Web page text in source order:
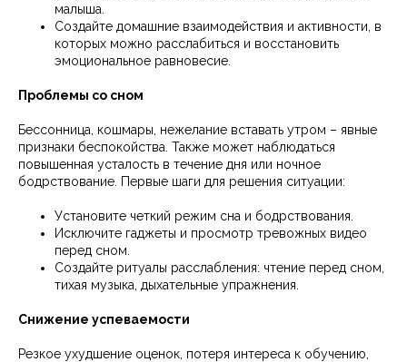
малыша.
Создайте домашние взаимодействия и активности, в
которых можно расслабиться и восстановить
эмоциональное равновесие.
Проблемы со сном
Бессонница, кошмары, нежелание вставать утром – явные
признаки беспокойства. Также может наблюдаться
повышенная усталость в течение дня или ночное
бодрствование. Первые шаги для решения ситуации:
Установите четкий режим сна и бодрствования.
Исключите гаджеты и просмотр тревожных видео
перед сном.
Создайте ритуалы расслабления: чтение перед сном,
тихая музыка, дыхательные упражнения.
Снижение успеваемости
Резкое ухудшение оценок, потеря интереса к обучению,